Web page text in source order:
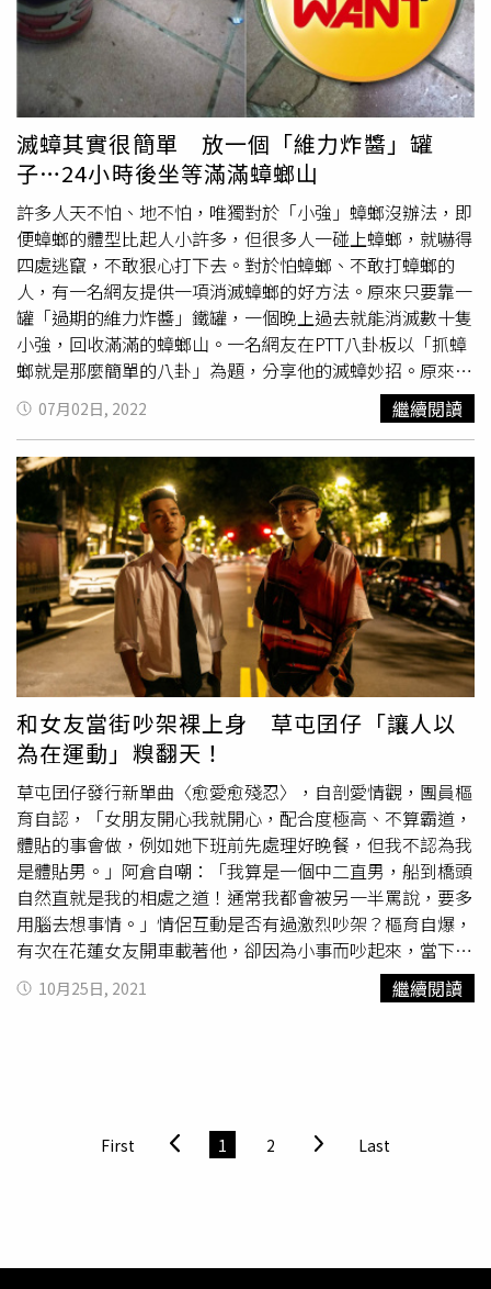
滅蟑其實很簡單 放一個「維力炸醬」罐
子…24小時後坐等滿滿蟑螂山
許多人天不怕、地不怕，唯獨對於「小強」蟑螂沒辦法，即
便蟑螂的體型比起人小許多，但很多人一碰上蟑螂，就嚇得
四處逃竄，不敢狠心打下去。對於怕蟑螂、不敢打蟑螂的
人，有一名網友提供一項消滅蟑螂的好方法。原來只要靠一
罐「過期的維力炸醬」鐵罐，一個晚上過去就能消滅數十隻
小強，回收滿滿的蟑螂山。一名網友在PTT八卦板以「抓蟑
螂就是那麼簡單的八卦」為題，分享他的滅蟑妙招。原來這
名網友把前一天冰在冰箱的過期維力炸醬處理掉，並將原本
裝炸醬的鐵罐放在後院，結果才過了短短一天，就發現維力
炸醬的鐵罐內，有至少10隻已經死亡的大蟑螂。原PO還自
豪地說，「抓蟑螂看起來很難，其實並不難。」有人分享用
不要的維力炸醬鐵罐，就能輕鬆
殺蟑螂。（圖／翻攝自
PTT）為什麼區區一罐「維力炸醬」罐子，就能讓一堆蟑螂
死掉？原PO解釋，這是因為還未清洗的維力炸醬罐，會有
強烈的香味吸引蟑螂前來，但當蟑螂一爬進罐內後，會因罐
子內有油很滑，導致進入鐵罐後，就無法再順利爬出，接著
這些炸醬的油脂，會慢慢封閉蟑螂的氣孔，讓牠一進入炸醬
鐵罐後沒多久，就會一一窒息死亡。原PO也補充，「維力
炸醬」罐子之所以能殺蟑，關鍵不在炸醬本身，而是罐內的
油脂；所以罐子內也可以放其他蟑螂愛吃的東西，「再倒些
油」也能達到一樣的滅蟑效果。貼文曝光後，網友們紛紛大
忽長了知識，「抓蟑蟑推推」、「明天維力炸醬賣到缺
貨」、「誰家有過期的我50元收，這看起來好強大」、「生
活智慧王欸」、「原來可以這樣抓喔，好神奇」。
07月02日, 2022 繼續閱讀
和女友當街吵架裸上身 草屯囝仔「讓人以
為在運動」糗翻天！
草屯囝仔發行新單曲〈愈愛愈殘忍〉，自剖愛情觀，團員樞
育自認，「女朋友開心我就開心，配合度極高、不算霸道，
體貼的事會做，例如她下班前先處理好晚餐，但我不認為我
是體貼男。」阿倉自嘲：「我算是一個中二直男，船到橋頭
自然直就是我的相處之道！通常我都會被另一半罵說，要多
用腦去想事情。」情侶互動是否有過激烈吵架？樞育自爆，
有次在花蓮女友開車載著他，卻因為小事而吵起來，當下他
氣到要下車走人、女友卻直拉著衣服，樞育二話不說直接把
衣服脫掉，裸著上半身走在花蓮市區街上，他打趣說：「下
在已經收斂了。」做過自認浪漫的事，就是為了舒緩女友經
痛，大半夜外出一個多小時找藥局買止痛藥。樞育與女友交
會宴客。」他也表示：「吵架是一件很麻煩的事，所以吵架
10月25日, 2021 繼續閱讀
First 1 2 Last